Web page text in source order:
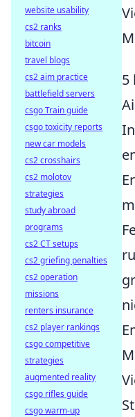
5
In
website usability
cs2 ranks
bitcoin
travel blogs
cs2 aim practice
battlefield servers
csgo Train guide
csgo toxicity reports
new car models
cs2 crosshairs
cs2 molotov
strategies
study abroad
programs
cs2 CT setups
cs2 griefing penalties
cs2 operation
missions
renters insurance
cs2 player rankings
csgo competitive
strategies
augmented reality
csgo rifles guide
csgo warm-up